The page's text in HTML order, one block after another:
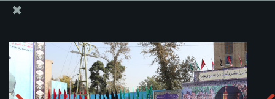
La remise de diplômes aux étudiants des universités
militaires